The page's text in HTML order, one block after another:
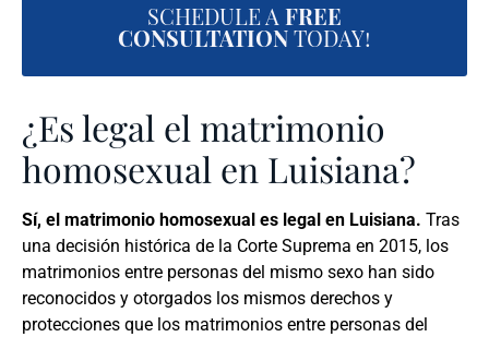
SCHEDULE A FREE
CONSULTATIONTODAY!
¿Es legal el matrimonio
homosexual en Luisiana?
Sí, el matrimonio homosexual es legal en Luisiana. Tras
una decisión histórica de la Corte Suprema en 2015, los
matrimonios entre personas del mismo sexo han sido
reconocidos y otorgados los mismos derechos y
protecciones que los matrimonios entre personas del